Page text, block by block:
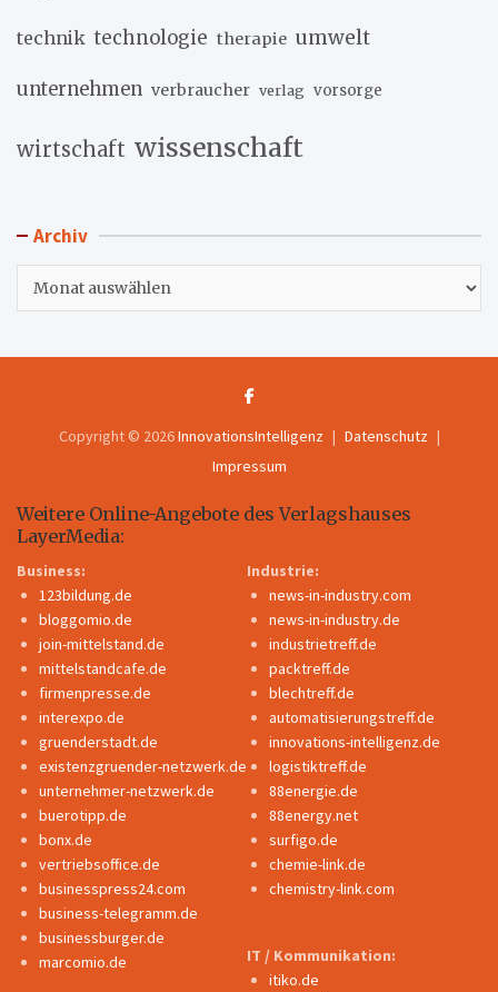
technik technologie therapie umwelt
unternehmen verbraucher verlag vorsorge
wirtschaft wissenschaft
Archiv
Copyright © 2026InnovationsIntelligenz
Datenschutz
Impressum
Weitere Online-Angebote des Verlagshauses
LayerMedia:
Business:
123bildung.de
bloggomio.de
join-mittelstand.de
mittelstandcafe.de
firmenpresse.de
interexpo.de
gruenderstadt.de
existenzgruender-netzwerk.de
unternehmer-netzwerk.de
buerotipp.de
bonx.de
vertriebsoffice.de
businesspress24.com
business-telegramm.de
businessburger.de
marcomio.de
Industrie:
news-in-industry.com
news-in-industry.de
industrietreff.de
packtreff.de
blechtreff.de
automatisierungstreff.de
innovations-intelligenz.de
logistiktreff.de
88energie.de
88energy.net
surfigo.de
chemie-link.de
chemistry-link.com
IT / Kommunikation:
itiko.de